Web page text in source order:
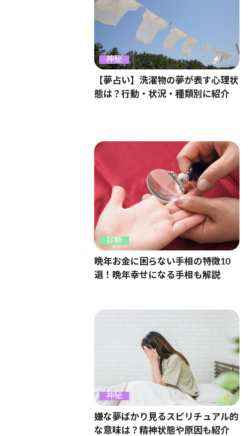
神秘
【夢占い】洗濯物の夢が表す心理状
態は？行動・状況・種類別に紹介
診断
晩年お金に困らない手相の特徴10
選！晩年幸せになる手相も解説
神秘
嫌な夢ばかり見るスピリチュアル的
な意味は？精神状態や原因も紹介